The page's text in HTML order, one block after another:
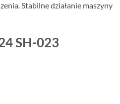
Stabilne działanie maszyny
SH-023